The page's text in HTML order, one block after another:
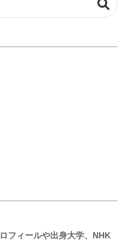
フィールや出身大学、NHK